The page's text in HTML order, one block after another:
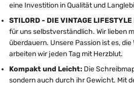
eine Investition in Qualität und
STILORD - DIE VINTAGE LIFESTYLE
für uns selbstverständlich. Wir lieben
überdauern. Unsere Passion ist es,
arbeiten wir jeden Tag mit Herzblut.
Kompakt und Leicht: Die
sondern auch durch ihr Gewicht. Mit